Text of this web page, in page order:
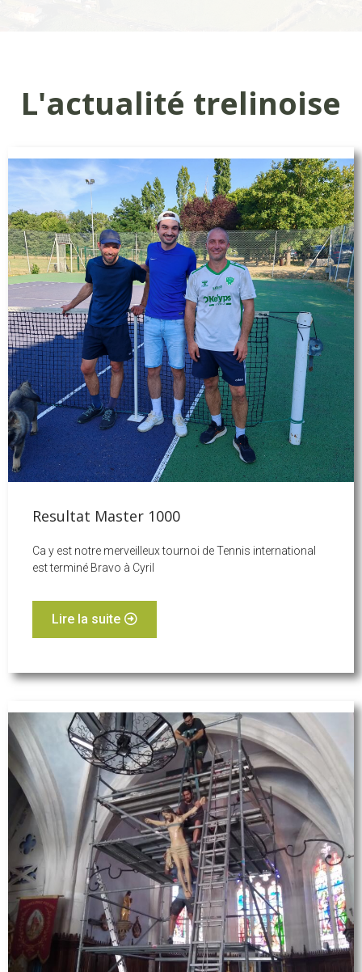
L'actualité trelinoise
Resultat Master 1000
Ca y est notre merveilleux tournoi de Tennis international
est terminé Bravo à Cyril
Lire la suite